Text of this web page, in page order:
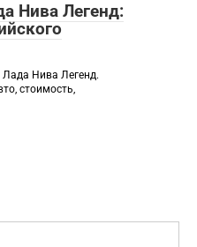
Нива Легенд:
Лада Нива Легенд.
стоимость,